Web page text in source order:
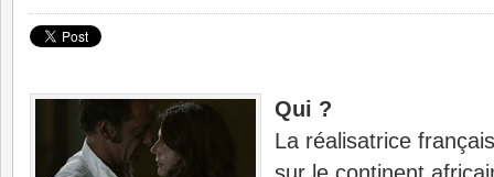
Qui ?
La réalisatrice